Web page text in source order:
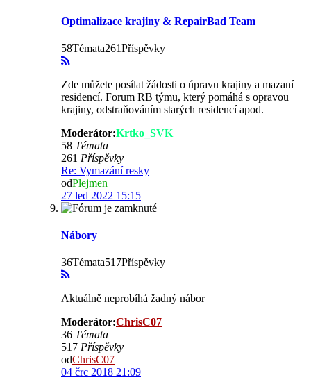
Optimalizace krajiny & RepairBad Team
58Témata261Příspěvky
Zde můžete posílat žádosti o úpravu krajiny a mazaní
residencí. Forum RB týmu, který pomáhá s opravou
krajiny, odstraňováním starých residencí apod.
Moderátor:Krtko_SVK
58 Témata
261 Příspěvky
Re: Vymazání resky
odPlejmen
27 led 2022 15:15
Nábory
36Témata517Příspěvky
Aktuálně neprobíhá žadný nábor
Moderátor:ChrisC07
36 Témata
517 Příspěvky
odChrisC07
04 črc 2018 21:09